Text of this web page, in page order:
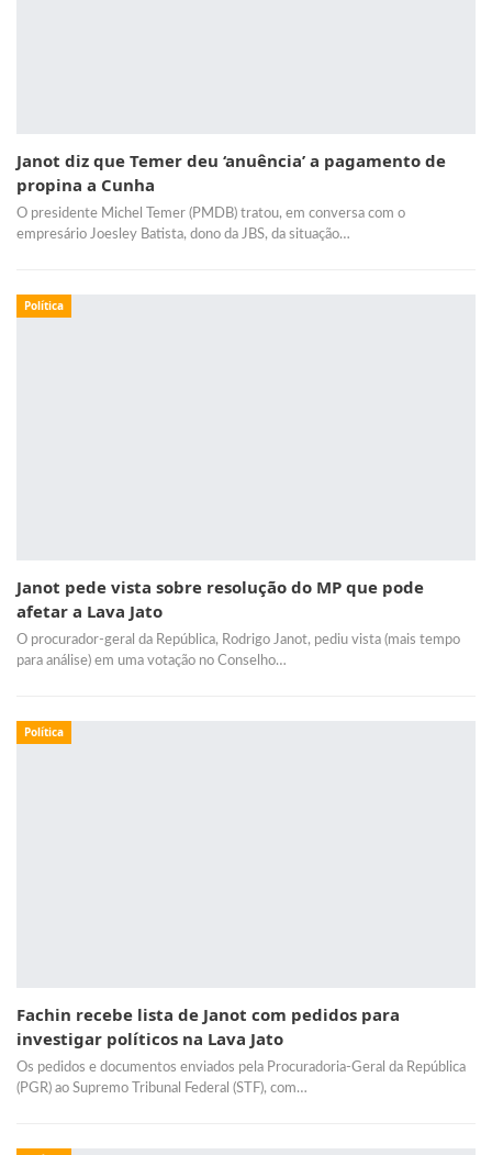
Janot diz que Temer deu ‘anuência’ a pagamento de
propina a Cunha
O presidente Michel Temer (PMDB) tratou, em conversa com o
empresário Joesley Batista, dono da JBS, da situação…
Política
Janot pede vista sobre resolução do MP que pode
afetar a Lava Jato
O procurador-geral da República, Rodrigo Janot, pediu vista (mais tempo
para análise) em uma votação no Conselho…
Política
Fachin recebe lista de Janot com pedidos para
investigar políticos na Lava Jato
Os pedidos e documentos enviados pela Procuradoria-Geral da República
(PGR) ao Supremo Tribunal Federal (STF), com…